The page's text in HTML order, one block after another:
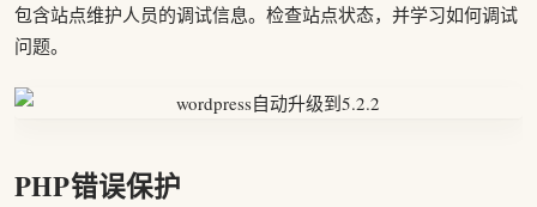
包含站点维护人员的调试信息。检查站点状态，并学习如何调试
问题。
PHP错误保护